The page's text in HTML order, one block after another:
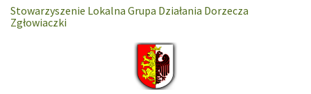
Stowarzyszenie Lokalna Grupa Działania Dorzecza
Zgłowiaczki